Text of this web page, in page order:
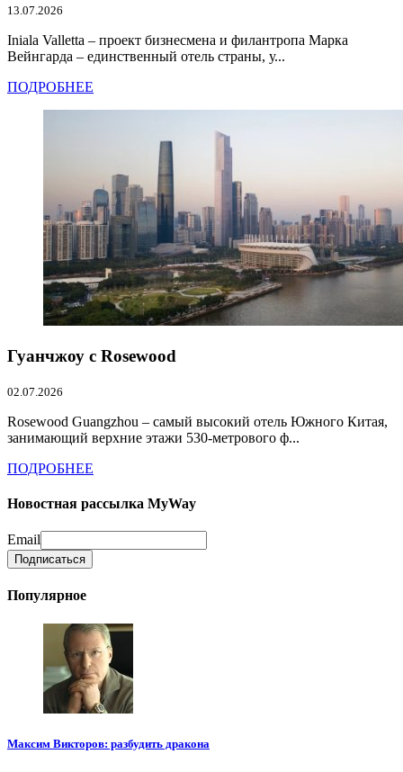
13.07.2026
Iniala Valletta – проект бизнесмена и филантропа Марка
Вейнгарда – единственный отель страны, у...
ПОДРОБНЕЕ
Гуанчжоу с Rosewood
02.07.2026
Rosewood Guangzhou – самый высокий отель Южного Китая,
занимающий верхние этажи 530-метрового ф...
ПОДРОБНЕЕ
Новостная рассылка MyWay
Email
Популярное
Максим Викторов: разбудить дракона